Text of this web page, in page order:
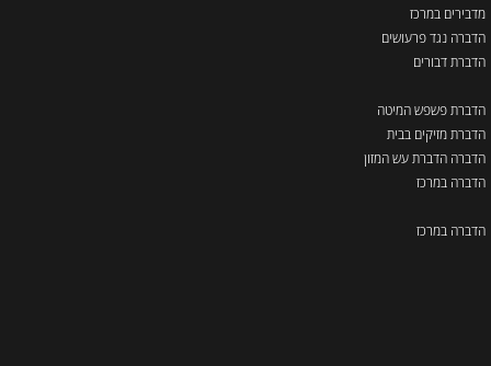
מדבירים במרכז
הדברה נגד פרעושים
הדברת דבורים
הדברת פשפש המיטה
הדברת מזיקים בבית
הדברה הדברת עש המזון
הדברה במרכז
הדברה במרכז